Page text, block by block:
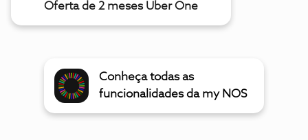
Oferta de 2 meses Uber One
Conheça todas as
funcionalidades da my NOS